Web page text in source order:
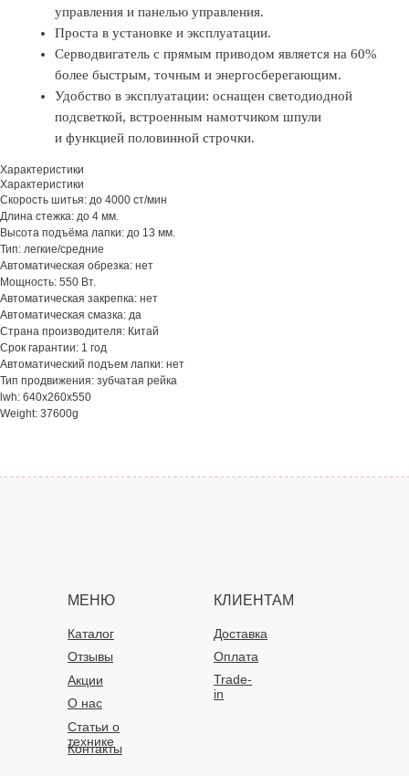
управления и панелью управления.
Проста в установке и эксплуатации.
Серводвигатель с прямым приводом является на 60%
более быстрым, точным и энергосберегающим.
Удобство в эксплуатации: оснащен светодиодной
подсветкой, встроенным намотчиком шпули
и функцией половинной строчки.
Характеристики
Характеристики
Скорость шитья: до 4000 ст/мин
Длина стежка: до 4 мм.
Высота подъёма лапки: до 13 мм.
Тип: легкие/средние
Автоматическая обрезка: нет
Мощность: 550 Вт.
Автоматическая закрепка: нет
Автоматическая смазка: да
Страна производителя: Китай
Срок гарантии: 1 год
Автоматический подъем лапки: нет
Тип продвижения: зубчатая рейка
lwh: 640x260x550
Weight: 37600g
МЕНЮ КЛИЕНТАМ
Каталог
О нас
Доставка
Статьи о
технике
Оплата
Отзывы
Акции
Контакты
Trade-
in